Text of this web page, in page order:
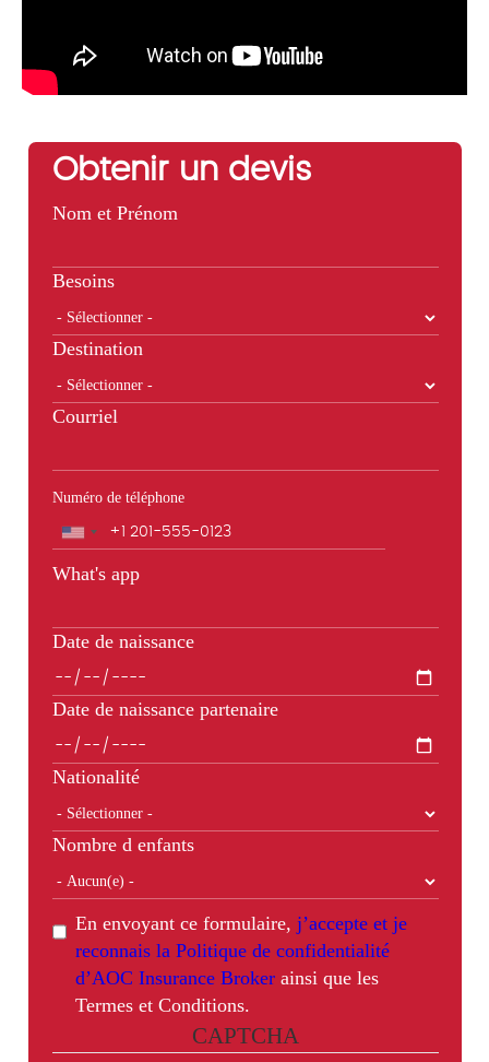
Obtenir un devis
Nom et Prénom
Besoins
Destination
Courriel
Numéro de téléphone
Téléphone
What's app
Date de naissance
Date de naissance partenaire
Nationalité
Nombre d enfants
En envoyant ce formulaire, j’accepte et je
reconnais la Politique de confidentialité
d’AOC Insurance Brokerainsi que les
Termes et Conditions.
CAPTCHA